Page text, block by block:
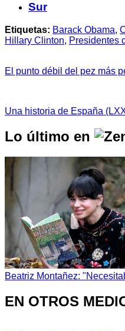
Sur
Etiquetas: Barack Obama,
Hillary Clinton, Presidentes
El punto débil del pez más
Una historia de España
Lo último en
Beatriz Montañez:
EN OTROS